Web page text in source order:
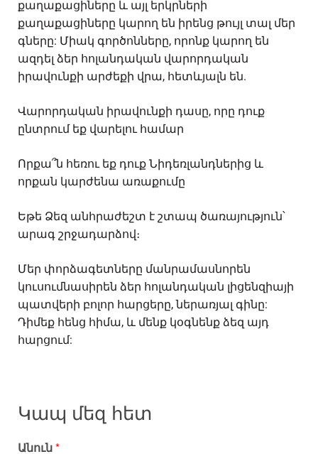
քաղաքացիները և այլ երկրների
քաղաքացիները կարող են իրենց թույլ տալ մեր
գները: Միակ գործոնները, որոնք կարող են
ազդել ձեր հոլանդական վարորդական
իրավունքի արժեքի վրա, հետևյալն են.
Վարորդական իրավունքի դասը, որը դուք
ընտրում եք վարելու համար
Որքա՞ն հեռու եք դուք Նիդեռլանդներից և
որքան կարժենա առաքումը
Եթե Ձեզ անհրաժեշտ է շտապ ծառայություն՝
արագ շրջադարձով։
Մեր փորձագետները մանրամասնորեն
կուսումնասիրեն ձեր հոլանդական լիցենզիայի
պատվերի բոլոր հարցերը, ներառյալ գինը:
Դիմեք հենց հիմա, և մենք կօգնենք ձեզ այդ
հարցում:
Կապ մեզ հետ
Անուն*